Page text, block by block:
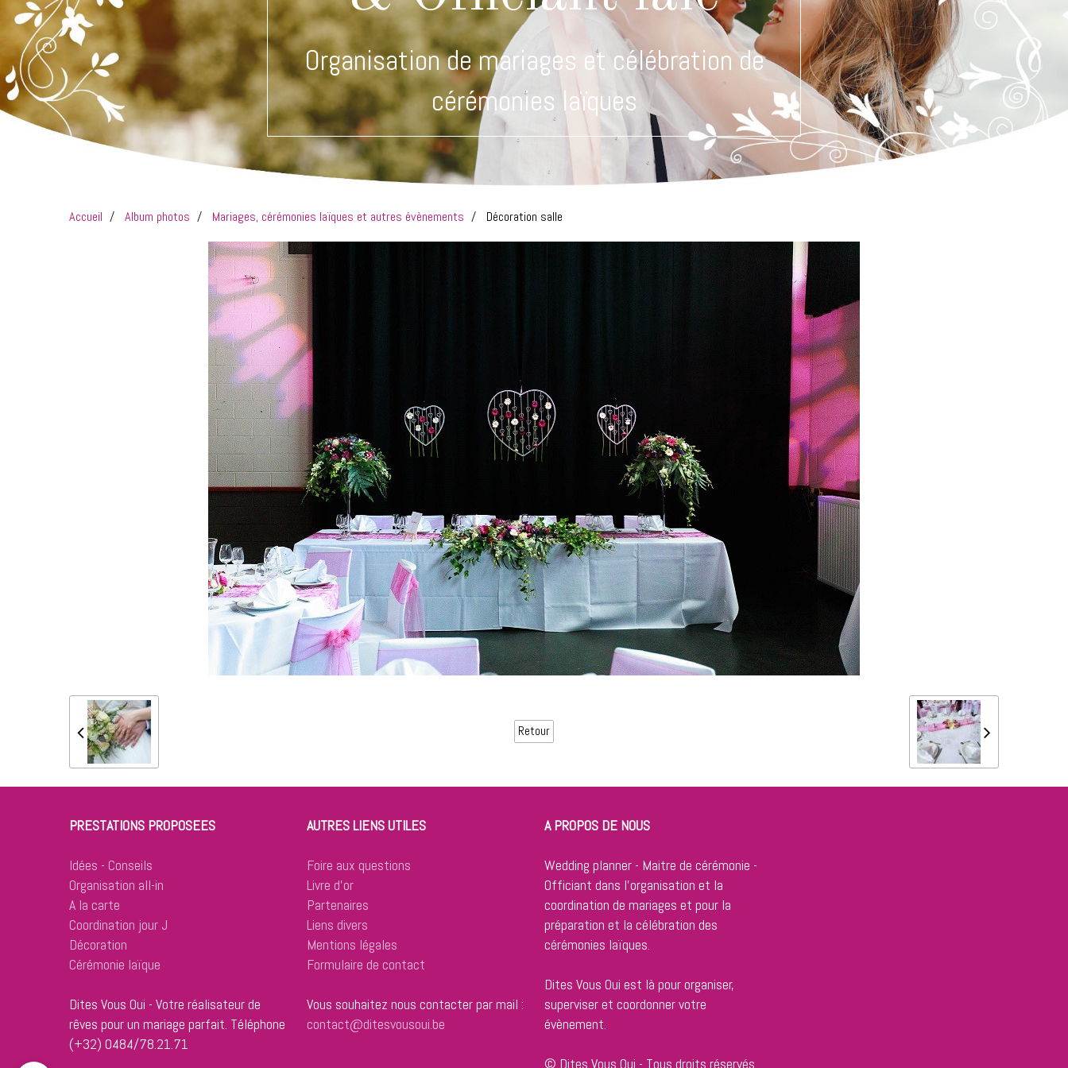
Organisation de mariages et célébration de
cérémonies laïques
Accueil Album photos Mariages, cérémonies laïques et autres évènements Décoration salle
Retour
PRESTATIONS PROPOSEES
Idées - Conseils
Organisation all-in
A la carte
Coordination jour J
Décoration
Cérémonie laïque
Dites Vous Oui - Votre réalisateur de
rêves pour un mariage parfait. Téléphone
(+32) 0484/78.21.71
AUTRES LIENS UTILES
Foire aux questions
Livre d'or
Partenaires
Liens divers
Mentions légales
Formulaire de contact
Vous souhaitez nous contacter par mail :
contact@ditesvousoui.be
A PROPOS DE NOUS
Wedding planner - Maitre de cérémonie -
Officiant dans l'organisation et la
coordination de mariages et pour la
préparation et la célébration des
cérémonies laïques.
Dites Vous Oui est là pour organiser,
superviser et coordonner votre
évènement.
© Dites Vous Oui - Tous droits réservés.